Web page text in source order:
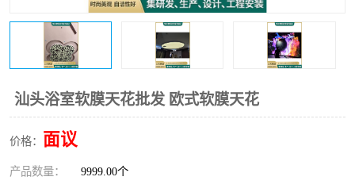
汕头浴室软膜天花批发 欧式软膜天花
价格： 面议
产品数量： 9999.00个